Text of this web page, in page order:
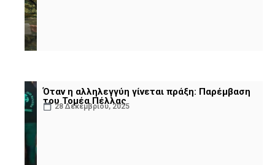
Όταν η αλληλεγγύη γίνεται πράξη: Παρέμβαση
του Τομέα Πέλλας
28 Δεκεμβρίου, 2025